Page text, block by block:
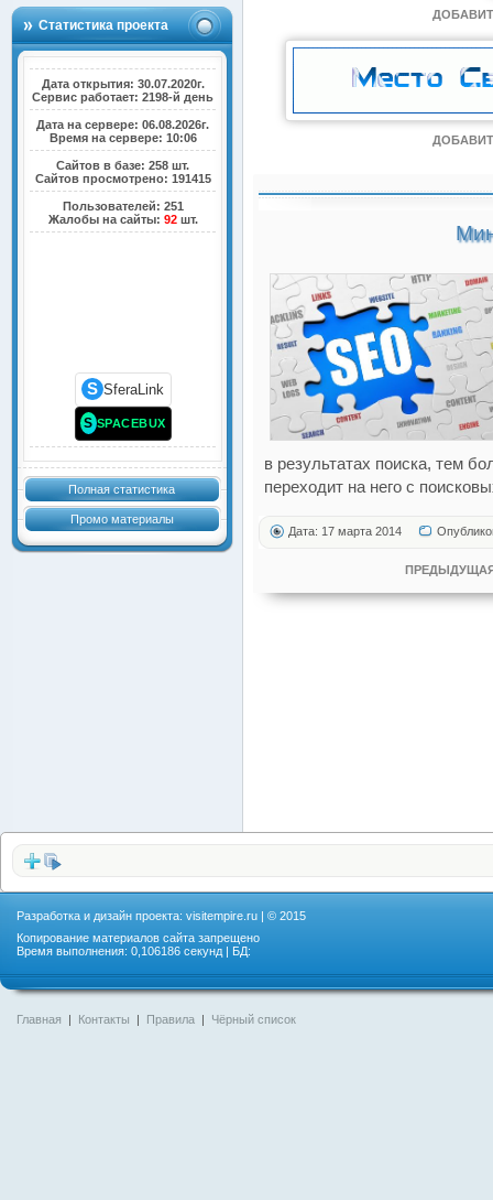
Статистика проекта
Дата открытия: 30.07.2020г.
Сервис работает: 2198-й день
Дата на сервере: 06.08.2026г.
Время на сервере: 10:06
Сайтов в базе: 258 шт.
Сайтов просмотрено: 191415
Пользователей: 251
Жалобы на сайты: 92шт.
S SferaLink
S SPACEBUX
Полная статистика
Промо материалы
в результатах поиска, тем
переходит на него с
Дата: 17 марта 2014
Разработка и дизайн проекта: visitempire.ru | © 2015
Копирование материалов сайта запрещено
Время выполнения: 0,106186 секунд | БД:
Главная | Контакты | Правила | Чёрный список